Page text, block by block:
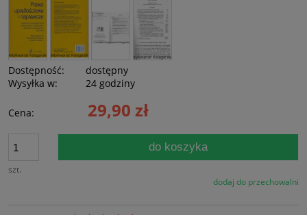
Dostępność:
dostępny
Wysyłka w:
24 godziny
Cena: 29,90 zł
szt.
do koszyka
dodaj do przechowalni